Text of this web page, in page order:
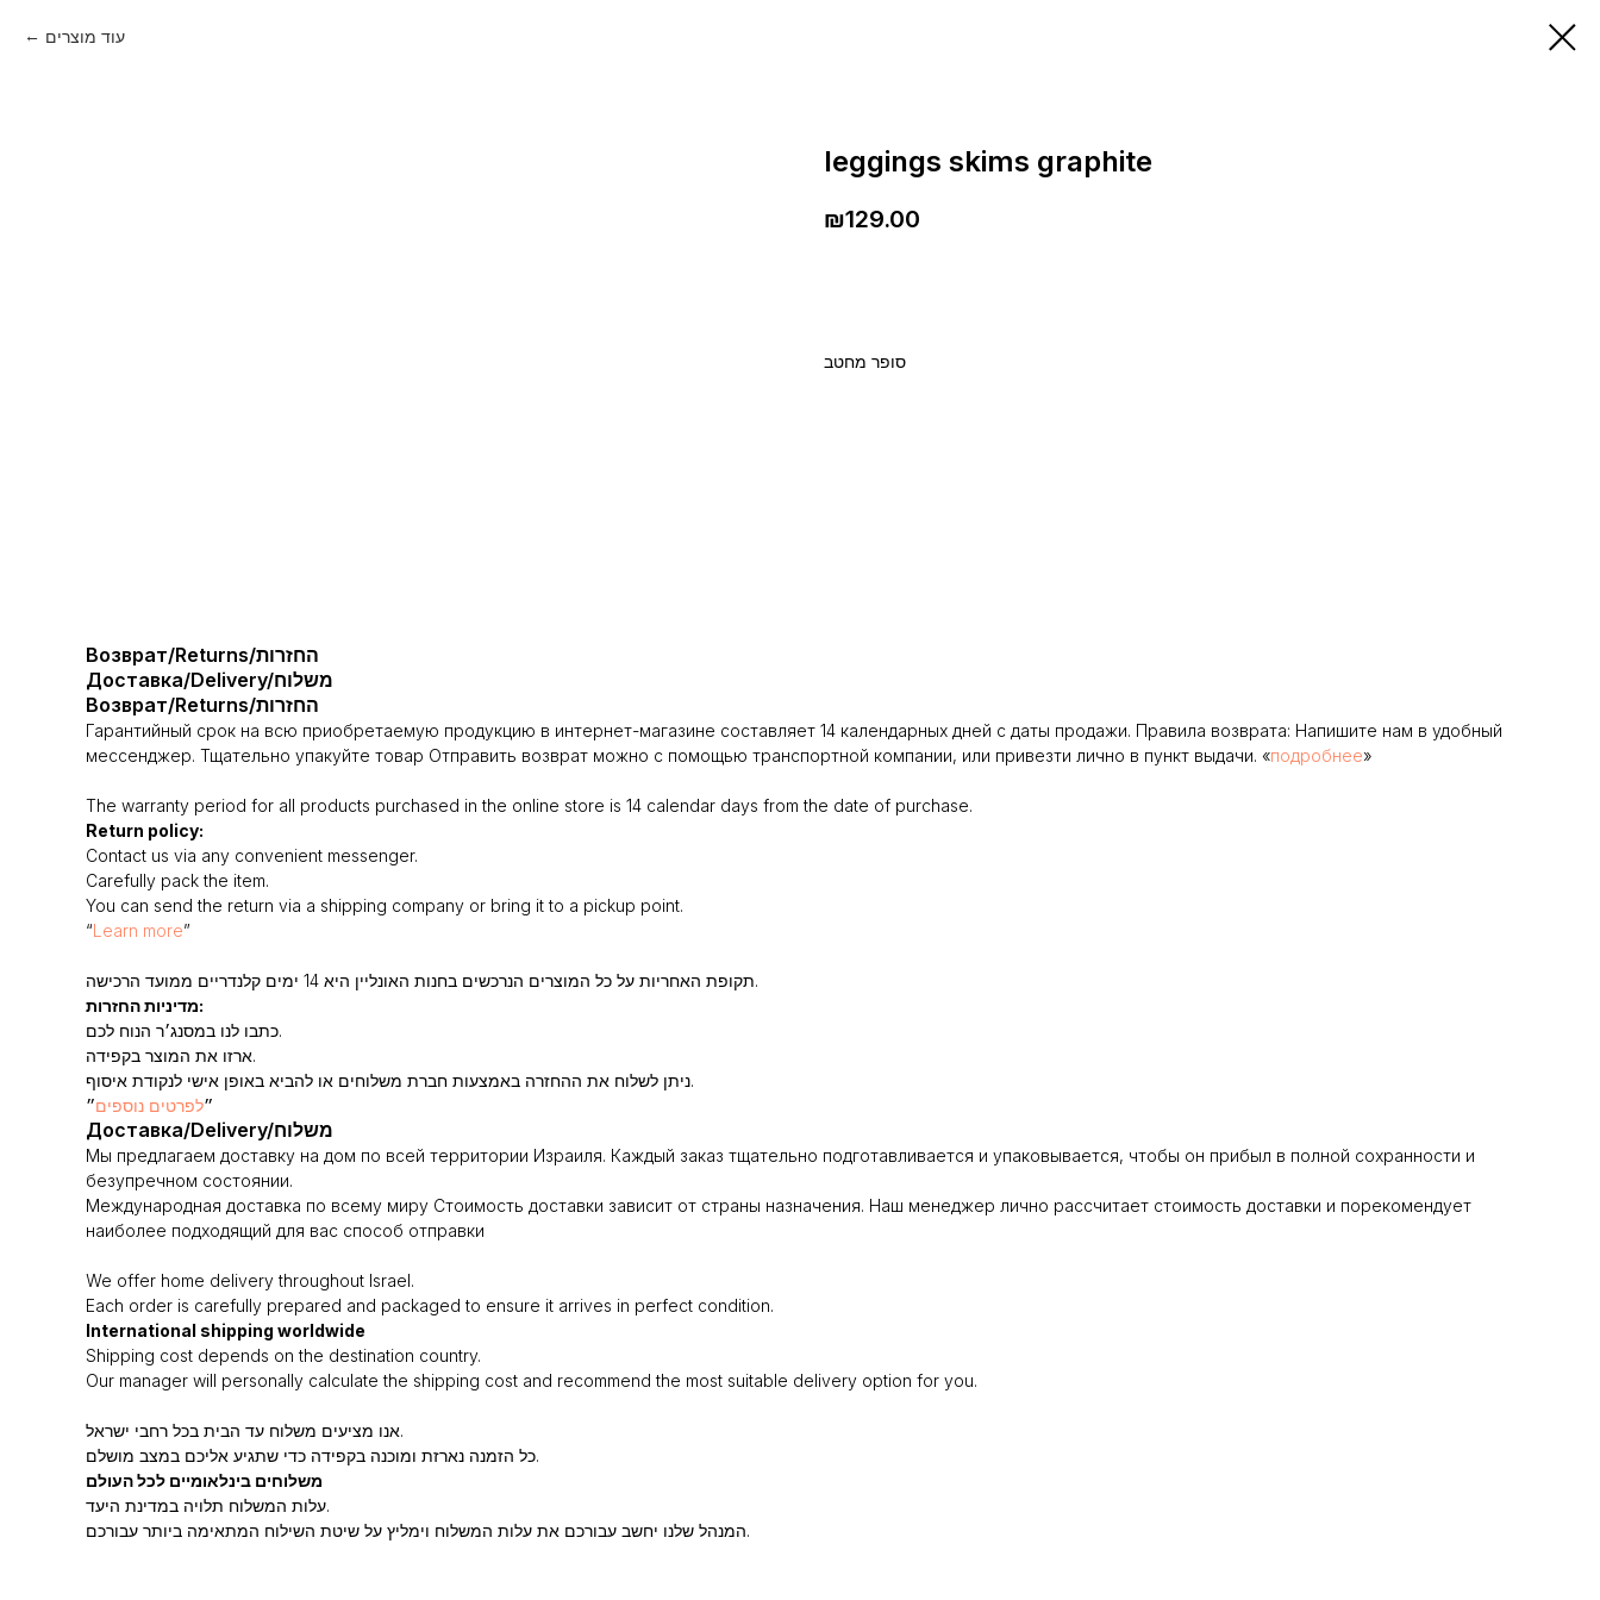
עוד מוצרים
leggings skims graphite
₪129.00
סופר מחטב
Возврат/Returns/החזרות
Доставка/Delivery/משלוח
Возврат/Returns/החזרות
Гарантийный срок на всю приобретаемую продукцию в интернет-магазине составляет 14 календарных дней с даты продажи. Правила возврата: Напишите нам в удобный
мессенджер. Тщательно упакуйте товар Отправить возврат можно с помощью транспортной компании, или привезти лично в пункт выдачи. «подробнее»
The warranty period for all products purchased in the online store is 14 calendar days from the date of purchase.
Return policy:
Contact us via any convenient messenger.
Carefully pack the item.
You can send the return via a shipping company or bring it to a pickup point.
“Learn more”
תקופת האחריות על כל המוצרים הנרכשים בחנות האונליין היא 14 ימים קלנדריים ממועד הרכישה.
מדיניות החזרות:
כתבו לנו במסנג׳ר הנוח לכם.
ארזו את המוצר בקפידה.
ניתן לשלוח את ההחזרה באמצעות חברת משלוחים או להביא באופן אישי לנקודת איסוף.
״לפרטים נוספים״
Доставка/Delivery/משלוח
Мы предлагаем доставку на дом по всей территории Израиля. Каждый заказ тщательно подготавливается и упаковывается, чтобы он прибыл в полной сохранности и
безупречном состоянии.
Международная доставка по всему миру Стоимость доставки зависит от страны назначения. Наш менеджер лично рассчитает стоимость доставки и порекомендует
наиболее подходящий для вас способ отправки
We offer home delivery throughout Israel.
Each order is carefully prepared and packaged to ensure it arrives in perfect condition.
International shipping worldwide
Shipping cost depends on the destination country.
Our manager will personally calculate the shipping cost and recommend the most suitable delivery option for you.
אנו מציעים משלוח עד הבית בכל רחבי ישראל.
כל הזמנה נארזת ומוכנה בקפידה כדי שתגיע אליכם במצב מושלם.
משלוחים בינלאומיים לכל העולם
עלות המשלוח תלויה במדינת היעד.
המנהל שלנו יחשב עבורכם את עלות המשלוח וימליץ על שיטת השילוח המתאימה ביותר עבורכם.